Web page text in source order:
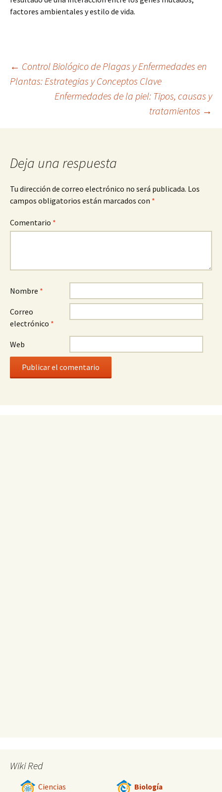
factores ambientales y estilo de vida.
Navegación
entradas
← Control Biológico de Plagas y Enfermedades en
Plantas: Estrategias y Conceptos Clave
Enfermedades de la piel: Tipos, causas y
tratamientos →
Deja una respuesta
Tu dirección de correo electrónico no será publicada. Los
campos obligatorios están marcados con *
Comentario *
Nombre *
Correo
electrónico *
Web
Wiki Red
Ciencias Biología